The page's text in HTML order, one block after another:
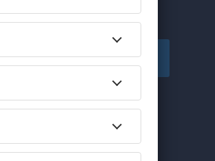
de turişti!
Înscriere
Sunt de acord să primesc
la adresa de e-mail pe care am
butonului „Înscriere”